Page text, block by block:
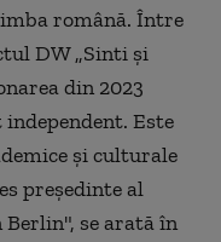
română. Între
DW „Sinti şi
din 2023
Este
şi culturale
preşedinte al
se arată în